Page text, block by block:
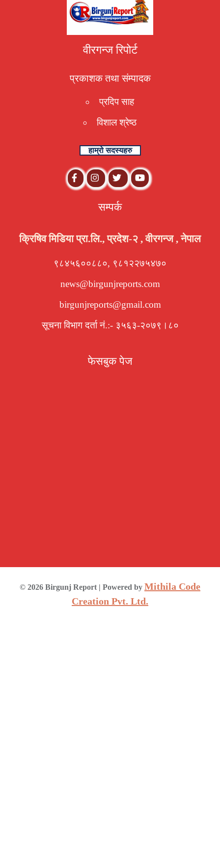
वीरगन्ज रिपोर्ट
प्रकाशक तथा संम्पादक
प्रदिप साह
विशाल श्रेष्ठ
हाम्रो सदस्यहरु
सम्पर्क
क्रिषिव मिडिया प्रा.लि., प्रदेश-२ , वीरगन्ज , नेपाल
९८४५६००८८०, ९८१२२७५४७०
news@birgunjreports.com
birgunjreports@gmail.com
सूचना विभाग दर्ता नं.:- ३५६३-२०७९।८०
फेसबुक पेज
© 2026 Birgunj Report | Powered by Mithila Code
Creation Pvt. Ltd.